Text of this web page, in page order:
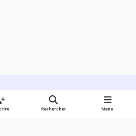
Rechercher Menu